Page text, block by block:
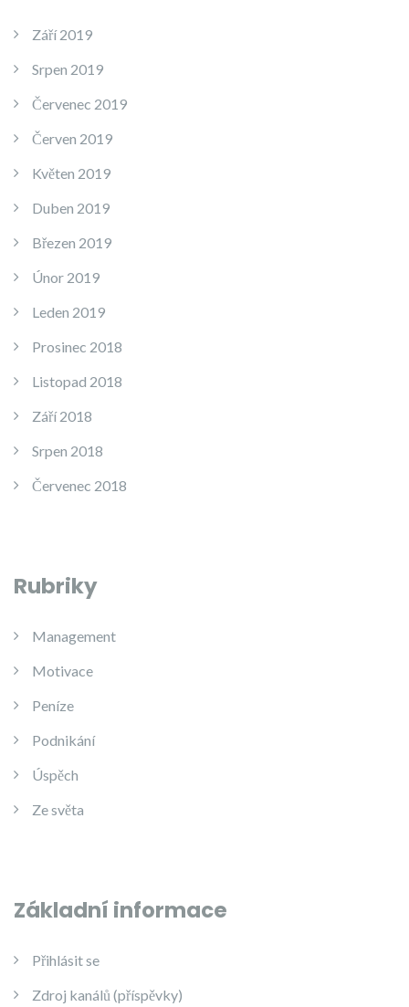
Září 2019
Srpen 2019
Červenec 2019
Červen 2019
Květen 2019
Duben 2019
Březen 2019
Únor 2019
Leden 2019
Prosinec 2018
Listopad 2018
Září 2018
Srpen 2018
Červenec 2018
Rubriky
Management
Motivace
Peníze
Podnikání
Úspěch
Ze světa
Základní informace
Přihlásit se
Zdroj kanálů (příspěvky)